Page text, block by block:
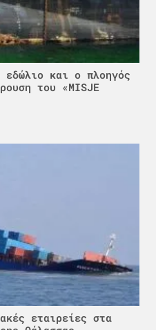
και ο πλοηγός
του «MISJE
εταιρείες στα